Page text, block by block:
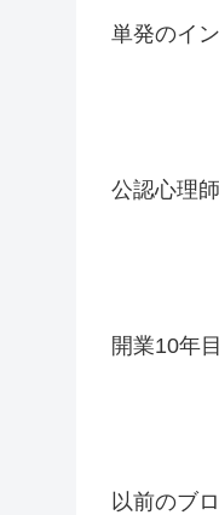
単発のイ
公認心理
開業10年
以前のブ